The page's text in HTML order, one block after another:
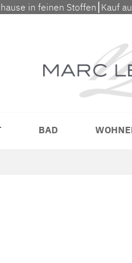
in feinen Stoffen⎮Kauf
BAD